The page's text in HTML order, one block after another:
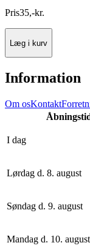
Pris35,-kr.
Læg i kurv
Information
Om osKontakt
I dag
Lørdag d. 8. august
Søndag d. 9. august
Mandag d. 10. august